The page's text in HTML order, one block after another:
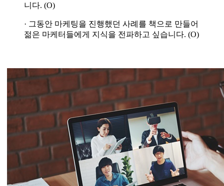
니다. (O)
· 그동안 마케팅을 진행했던 사례를 책으로 만들어
젊은 마케터들에게 지식을 전파하고 싶습니다. (O)